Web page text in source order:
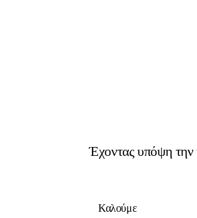
Έχοντας υπόψη
Καλούμε